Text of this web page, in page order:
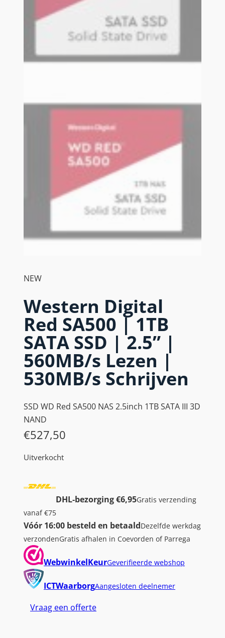
NEW
Western Digital
Red SA500 | 1TB
SATA SSD | 2.5” |
560MB/s Lezen |
530MB/s Schrijven
SSD WD Red SA500 NAS 2.5inch 1TB SATA III 3D
NAND
€527,50
Uitverkocht
DHL-bezorging €6,95Gratis verzending
vanaf €75
Vóór 16:00 besteld en betaaldDezelfde werkdag
verzondenGratis afhalen in Coevorden of Parrega
WebwinkelKeurGeverifieerde webshop
ICTWaarborgAangesloten deelnemer
Vraag een offerte